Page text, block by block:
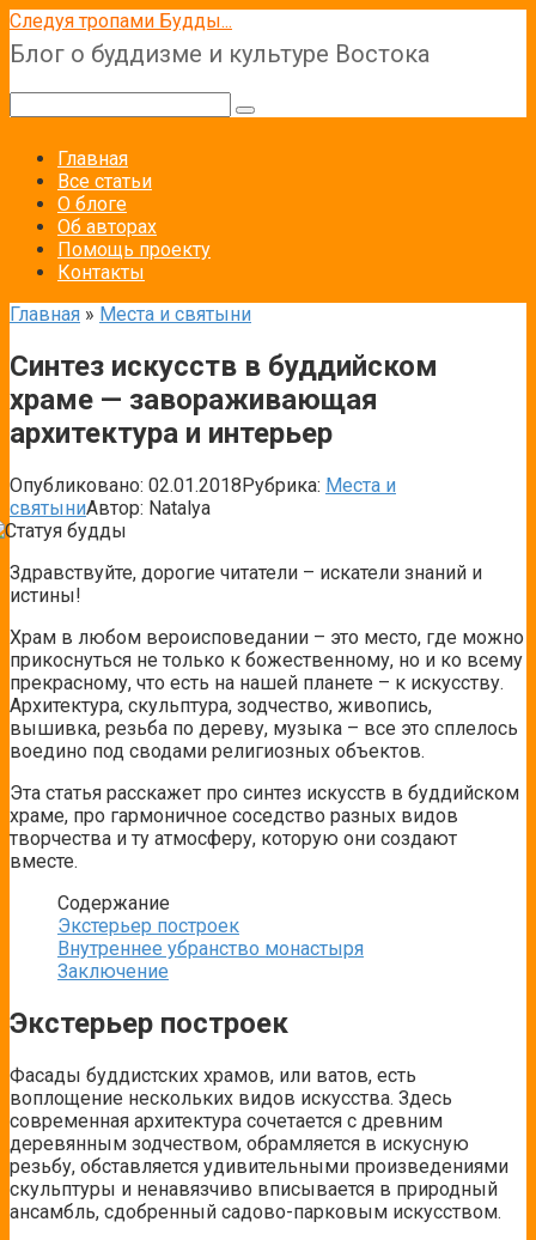
Перейти
к
контенту
Следуя тропами Будды...
Блог о буддизме и культуре Востока
Главная
Все статьи
О блоге
Об авторах
Помощь проекту
Контакты
Главная » Места и святыни
Синтез искусств в буддийском
храме — завораживающая
архитектура и интерьер
Опубликовано: 02.01.2018Рубрика: Места и
святыниАвтор: Natalya
Здравствуйте, дорогие читатели – искатели знаний и
истины!
Храм в любом вероисповедании – это место, где можно
прикоснуться не только к божественному, но и ко всему
прекрасному, что есть на нашей планете – к искусству.
Архитектура, скульптура, зодчество, живопись,
вышивка, резьба по дереву, музыка – все это сплелось
воедино под сводами религиозных объектов.
Эта статья расскажет про синтез искусств в буддийском
храме, про гармоничное соседство разных видов
творчества и ту атмосферу, которую они создают
вместе.
Содержание
Экстерьер построек
Внутреннее убранство монастыря
Заключение
Экстерьер построек
Фасады буддистских храмов, или ватов, есть
воплощение нескольких видов искусства. Здесь
современная архитектура сочетается с древним
деревянным зодчеством, обрамляется в искусную
резьбу, обставляется удивительными произведениями
скульптуры и ненавязчиво вписывается в природный
ансамбль, сдобренный садово-парковым искусством.